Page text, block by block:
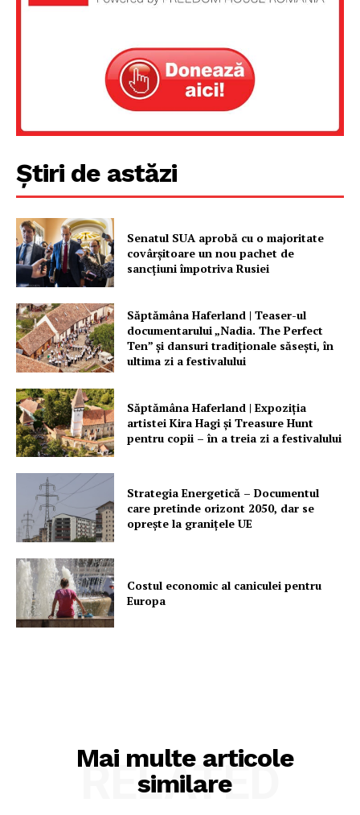
Un proiect
FREEDOM HOUSE ROMÂNIA
PRESShub
Despre noi / Echipa
Proiecte editoriale
Rețea
Știri de astăzi
Senatul SUA aprobă cu o majoritate
covârșitoare un nou pachet de
sancțiuni împotriva Rusiei
Săptămâna Haferland | Teaser-ul
documentarului „Nadia. The Perfect
Ten” şi dansuri tradiţionale săseşti, în
ultima zi a festivalului
Săptămâna Haferland | Expoziţia
artistei Kira Hagi şi Treasure Hunt
pentru copii – în a treia zi a festivalului
Strategia Energetică – Documentul
care pretinde orizont 2050, dar se
oprește la granițele UE
Costul economic al caniculei pentru
Europa
Mai multe articole
similare
RELATED